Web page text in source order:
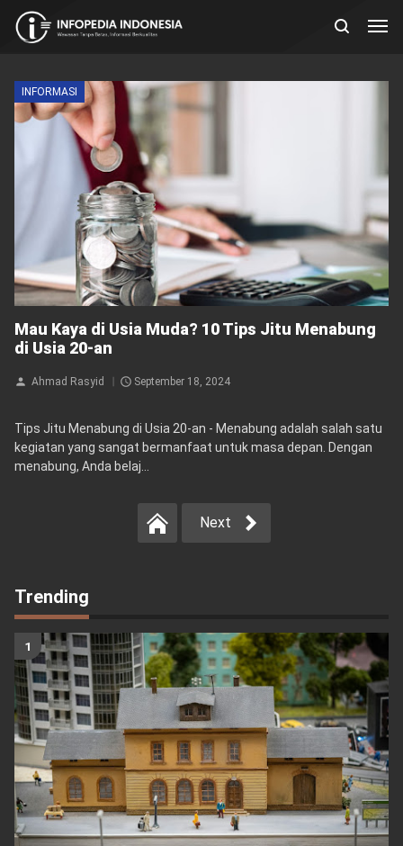
INFORMASI
Mau Kaya di Usia Muda? 10 Tips Jitu Menabung
di Usia 20-an
Ahmad Rasyid September 18, 2024
Tips Jitu Menabung di Usia 20-an - Menabung adalah salah satu
kegiatan yang sangat bermanfaat untuk masa depan. Dengan
menabung, Anda belaj...
Next
Trending